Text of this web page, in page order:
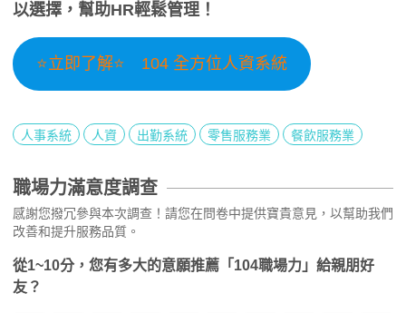
以選擇，幫助HR輕鬆管理！
⭐立即了解⭐ 104 全方位人資系統
人事系統 人資 出勤系統 零售服務業 餐飲服務業
職場力滿意度調查
感謝您撥冗參與本次調查！請您在問卷中提供寶貴意見，以幫助我們
改善和提升服務品質。
從1~10分，您有多大的意願推薦「104職場力」給親朋好
友？